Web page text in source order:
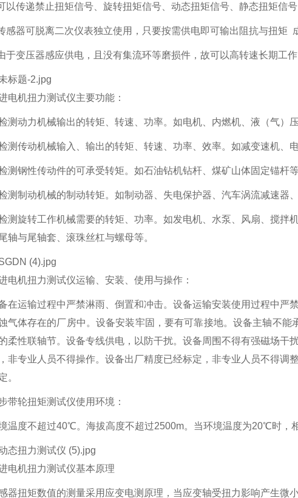
以传递禁止扭矩信号、旋转扭矩信号、动态扭矩信号、静态扭矩信号
感器可脱离二次仪表独立使用，只要按需供电即可输出阻抗与扭矩
于变压器感应供电，且没有集流环等磨损件，故可以高转速长期工
电机扭力测试仪主要功能：
测动力机械输出的转矩、转速、功率。如电机、内燃机、液（气）
测传动机械输入、输出的转矩、转速、功率、效率。如减变速机、
测钢性传动件的可承受转矩。如石油钻机钻杆、煤矿山体固定锚杆等
测制动机械的制动转矩。如制动器、失电保护器、汽车涡流减速器
测旋转工作机械需要的转矩、功率。如发电机、水泵、风扇、搅拌
轴与尾轴套、滚珠丝杠与螺母等。
电机扭力测试仪运输、安装、使用与操作：
在运输过程中严禁淋雨、倒置和冲击。设备运输安装使用过程中严
气体存在的厂房中。设备安装牢固，要有可靠接地。设备主轴不
柔性联轴节。设备专线供电，以防干扰。设备周围不得有强磁场
非专业人员不得操作。设备出厂精度已经标定，非专业人员不得调
。
带轮扭矩测试仪使用环境：
温度不超过40℃。海拔高度不超过2500m。当环境温度为20℃时，
电机扭力测试仪基本原理
器扭矩数值的测量采用应变电测原理，当应变轴受扭力影响产生微